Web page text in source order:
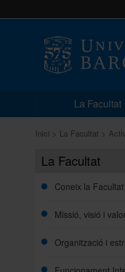
La Facultat
Inici La Facultat
La Facultat
Coneix la Facultat
Missió, visió i
Organització i